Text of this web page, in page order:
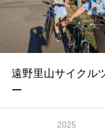
遠野里山サイクル
ー
2025